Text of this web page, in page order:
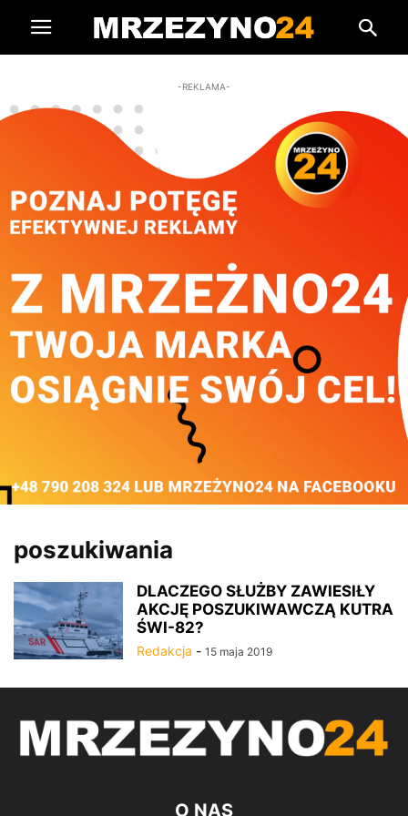
-REKLAMA-
poszukiwania
DLACZEGO SŁUŻBY ZAWIESIŁY
AKCJĘ POSZUKIWAWCZĄ KUTRA
ŚWI-82?
Redakcja - 15 maja 2019
O NAS